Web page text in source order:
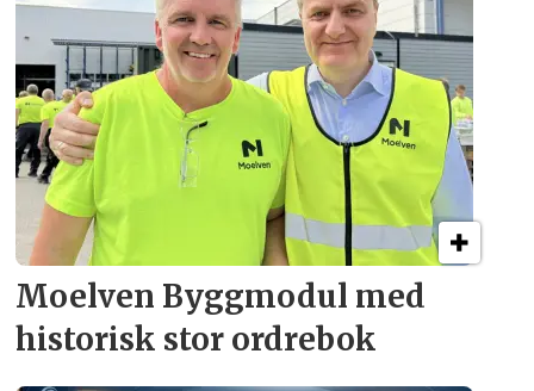
Moelven Byggmodul med
historisk stor ordrebok